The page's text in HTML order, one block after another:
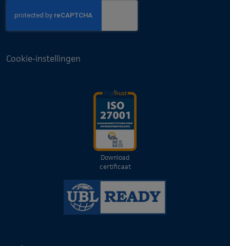
Cookie-instellingen
Download
certificaat